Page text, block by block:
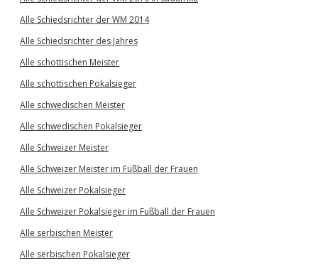
Alle Schiedsrichter der WM 2014
Alle Schiedsrichter des Jahres
Alle schottischen Meister
Alle schottischen Pokalsieger
Alle schwedischen Meister
Alle schwedischen Pokalsieger
Alle Schweizer Meister
Alle Schweizer Meister im Fußball der Frauen
Alle Schweizer Pokalsieger
Alle Schweizer Pokalsieger im Fußball der Frauen
Alle serbischen Meister
Alle serbischen Pokalsieger